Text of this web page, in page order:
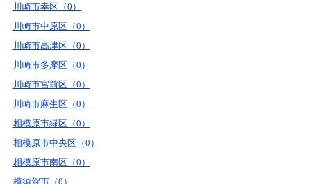
川崎市幸区（0）
川崎市中原区（0）
川崎市高津区（0）
川崎市多摩区（0）
川崎市宮前区（0）
川崎市麻生区（0）
相模原市緑区（0）
相模原市中央区（0）
相模原市南区（0）
横須賀市（0）